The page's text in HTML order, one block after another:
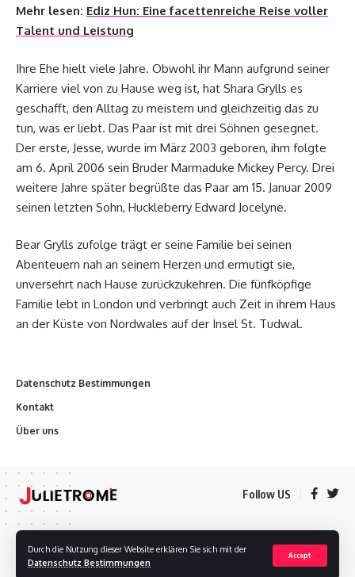
Durch die Nutzung dieser Website erklären Sie sich mit der
Datenschutz Bestimmungen
Accept
Mehr lesen: Ediz Hun: Eine facettenreiche Reise voller
Talent und Leistung
Ihre Ehe hielt viele Jahre. Obwohl ihr Mann aufgrund seiner
Karriere viel von zu Hause weg ist, hat Shara Grylls es
geschafft, den Alltag zu meistern und gleichzeitig das zu
tun, was er liebt. Das Paar ist mit drei Söhnen gesegnet.
Der erste, Jesse, wurde im März 2003 geboren, ihm folgte
am 6. April 2006 sein Bruder Marmaduke Mickey Percy. Drei
weitere Jahre später begrüßte das Paar am 15. Januar 2009
seinen letzten Sohn, Huckleberry Edward Jocelyne.
Bear Grylls zufolge trägt er seine Familie bei seinen
Abenteuern nah an seinem Herzen und ermutigt sie,
unversehrt nach Hause zurückzukehren. Die fünfköpfige
Familie lebt in London und verbringt auch Zeit in ihrem Haus
an der Küste von Nordwales auf der Insel St. Tudwal.
Datenschutz Bestimmungen
Kontakt
Über uns
Follow US
Urheberrechte © 2020 Julietrome Alle Rechte vorbehalten.
Über uns